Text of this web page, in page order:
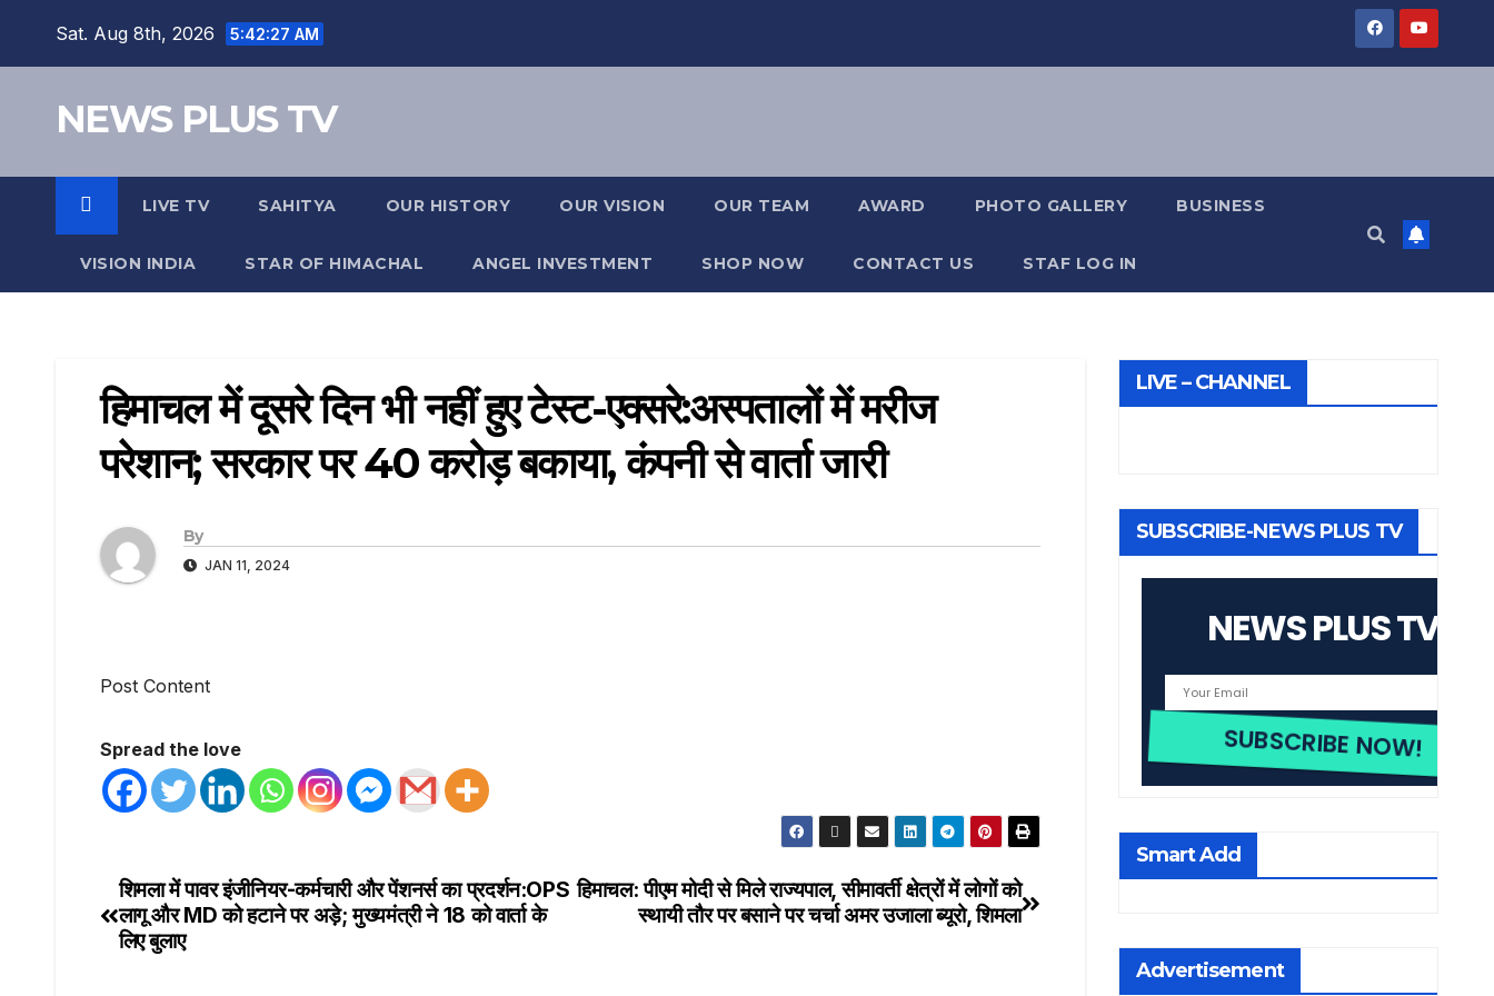
Sat. Aug 8th, 2026 5:42:27 AM
NEWS PLUS TV
LIVE TV SAHITYA OUR HISTORY OUR VISION OUR TEAM AWARD PHOTO GALLERY BUSINESS
VISION INDIA STAR OF HIMACHAL ANGEL INVESTMENT SHOP NOW CONTACT US STAF LOG IN
हिमाचल में दूसरे दिन भी नहीं हुए टेस्ट-एक्सरे:अस्पतालों में मरीज
परेशान; सरकार पर 40 करोड़ बकाया, कंपनी से वार्ता जारी
By
JAN 11, 2024
Post Content
Spread the love
हिमाचल: पीएम मोदी से मिले राज्यपाल, सीमावर्ती क्षेत्रों में लोगों को
स्थायी तौर पर बसाने पर चर्चा अमर उजाला ब्यूरो, शिमला
शिमला में पावर इंजीनियर-कर्मचारी और पेंशनर्स का प्रदर्शन:OPS
लागू और MD को हटाने पर अड़े; मुख्यमंत्री ने 18 को वार्ता के
लिए बुलाए
LIVE – CHANNEL
SUBSCRIBE-NEWS PLUS TV
NEWS PLUS TV
Smart Add
Advertisement